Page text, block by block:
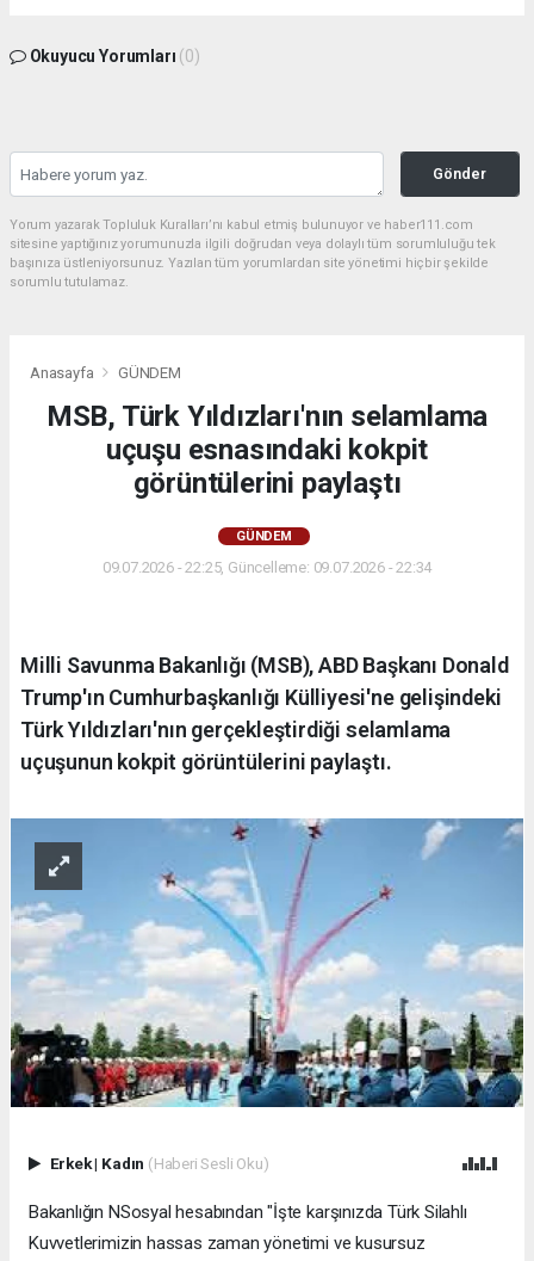
Okuyucu Yorumları (0)
Gönder
Yorum yazarak Topluluk Kuralları’nı kabul etmiş bulunuyor ve haber111.com
sitesine yaptığınız yorumunuzla ilgili doğrudan veya dolaylı tüm sorumluluğu tek
başınıza üstleniyorsunuz. Yazılan tüm yorumlardan site yönetimi hiçbir şekilde
sorumlu tutulamaz.
Anasayfa GÜNDEM
MSB, Türk Yıldızları'nın selamlama
uçuşu esnasındaki kokpit
görüntülerini paylaştı
GÜNDEM
09.07.2026 - 22:25, Güncelleme: 09.07.2026 - 22:34
Milli Savunma Bakanlığı (MSB), ABD Başkanı Donald
Trump'ın Cumhurbaşkanlığı Külliyesi'ne gelişindeki
Türk Yıldızları'nın gerçekleştirdiği selamlama
uçuşunun kokpit görüntülerini paylaştı.
Erkek| Kadın (Haberi Sesli Oku)
Bakanlığın NSosyal hesabından "İşte karşınızda Türk Silahlı
Kuvvetlerimizin hassas zaman yönetimi ve kusursuz